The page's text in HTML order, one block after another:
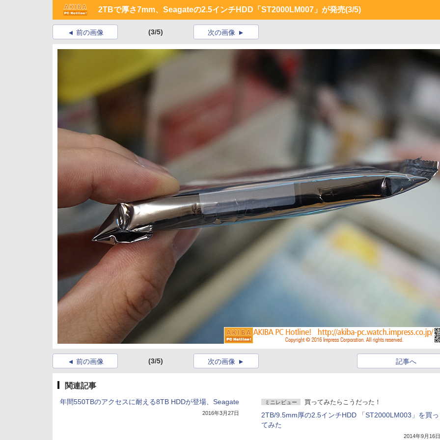
2TBで厚さ7mm、Seagateの2.5インチHDD「ST2000LM007」が発売(3/5)
前の画像 (3/5) 次の画像
前の画像 (3/5) 記事へ
次の画像
関連記事
年間550TBのアクセスに耐える8TB HDDが登場、Seagate
2016年3月27日
ミニレビュー 買ってみたらこうだった！
2TB/9.5mm厚の2.5インチHDD 「ST2000LM003」を買っ
てみた
2014年9月16日